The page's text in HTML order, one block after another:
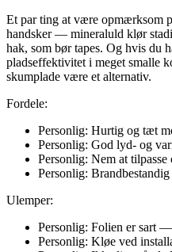
Et par ting at være opmærksom
handsker — mineraluld klør
hak, som bør tapes. Og hvis du
pladseffektivitet i meget smalle
skumplade være et alternativ.
Fordele:
Personlig: Hurtig og tæt
Personlig: God lyd- og
Personlig: Nem at
Personlig:
Ulemper:
Personlig: Folien er sart
Personlig: Kløe ved